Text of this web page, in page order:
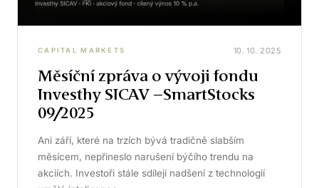
CAPITAL MARKETS 10. 10. 2025
Měsíční zpráva o vývoji fondu
Investhy SICAV –SmartStocks
09/2025
Ani září, které na trzích bývá tradičně slabším
měsícem, nepřineslo narušení býčího trendu na
akciích. Investoři stále sdílejí nadšení z technologií